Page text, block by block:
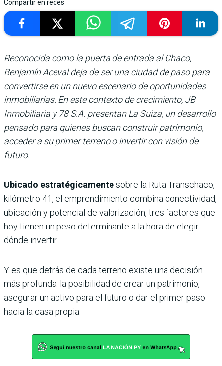
Compartir en redes
Reconocida como la puerta de entrada al Chaco,
Benjamín Aceval deja de ser una ciudad de paso para
convertirse en un nuevo escenario de oportunidades
inmobiliarias. En este contexto de crecimiento, JB
Inmobiliaria y 78 S.A. presentan La Suiza, un desarrollo
pensado para quienes buscan construir patrimonio,
acceder a su primer terreno o invertir con visión de
futuro.
Ubicado estratégicamentesobre la Ruta Transchaco,
kilómetro 41, el emprendimiento combina conectividad,
ubicación y potencial de valorización, tres factores que
hoy tienen un peso determinante a la hora de elegir
dónde invertir.
Y es que detrás de cada terreno existe una decisión
más profunda: la posibilidad de crear un patrimonio,
asegurar un activo para el futuro o dar el primer paso
hacia la casa propia.